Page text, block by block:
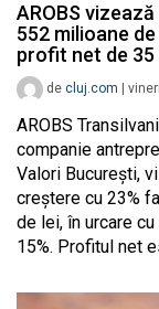
AROBS
552 milioane
profit net de 35
de cluj.com
AROBS
companie
Valori București,
creștere cu 23%
de lei, în urcare
15%. Profitul net